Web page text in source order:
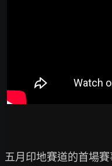
五月印地賽道的首場